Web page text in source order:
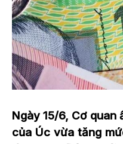
Ngày 15/6, Cơ quan
của Úc vừa tăng